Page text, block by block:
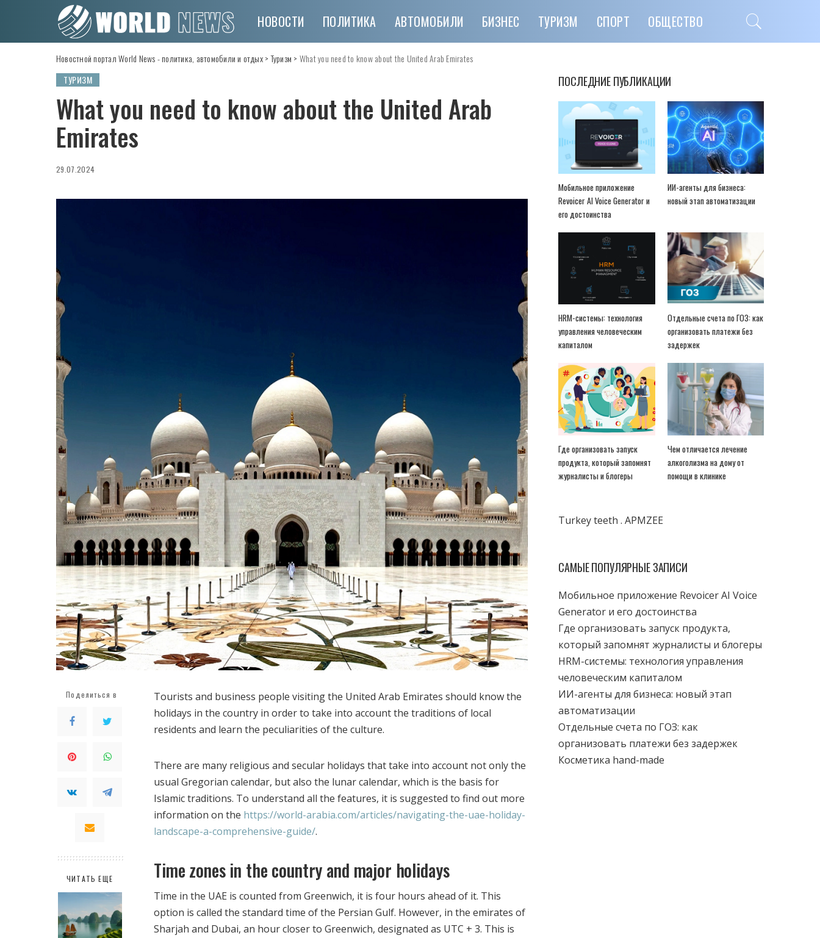
НОВОСТИ ПОЛИТИКА АВТОМОБИЛИ БИЗНЕС ТУРИЗМ СПОРТ ОБЩЕСТВО
Новостной портал World News - политика, автомобили и отдых>Туризм > What you need to know about the United Arab Emirates
ТУРИЗМ
What you need to know about the United Arab
Emirates
29.07.2024
Поделиться в
ЧИТАТЬ ЕЩЕ
Tourists and business people visiting the United Arab Emirates should know the
holidays in the country in order to take into account the traditions of local
residents and learn the peculiarities of the culture.
There are many religious and secular holidays that take into account not only the
usual Gregorian calendar, but also the lunar calendar, which is the basis for
Islamic traditions. To understand all the features, it is suggested to find out more
information on the https://world-arabia.com/articles/navigating-the-uae-holiday-
landscape-a-comprehensive-guide/.
Time zones in the country and major holidays
Time in the UAE is counted from Greenwich, it is four hours ahead of it. This
option is called the standard time of the Persian Gulf. However, in the emirates of
Sharjah and Dubai, an hour closer to Greenwich, designated as UTC + 3. This is
ПОСЛЕДНИЕ ПУБЛИКАЦИИ
Мобильное приложение
Revoicer AI Voice Generator и
его достоинства
ИИ-агенты для бизнеса:
новый этап автоматизации
HRM-системы: технология
управления человеческим
капиталом
Отдельные счета по ГОЗ: как
организовать платежи без
задержек
Где организовать запуск
продукта, который запомнят
журналисты и блогеры
Чем отличается лечение
алкоголизма на дому от
помощи в клинике
Turkey teeth .APMZEE
САМЫЕ ПОПУЛЯРНЫЕ ЗАПИСИ
Мобильное приложение Revoicer AI Voice
Generator и его достоинства
Где организовать запуск продукта,
который запомнят журналисты и блогеры
HRM-системы: технология управления
человеческим капиталом
ИИ-агенты для бизнеса: новый этап
автоматизации
Отдельные счета по ГОЗ: как
организовать платежи без задержек
Косметика hand-made